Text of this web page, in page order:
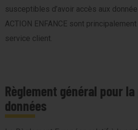
susceptibles d’avoir accès aux
ACTION ENFANCE sont
service client.
Règlement général pour
données